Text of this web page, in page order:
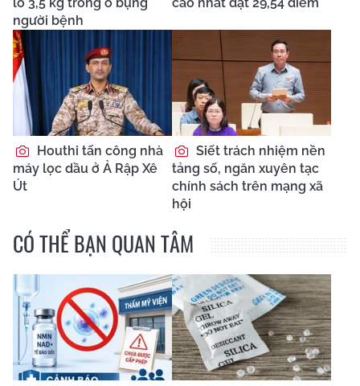
người bệnh
Houthi tấn công nhà
máy lọc dầu ở Ả Rập Xê
Út
Siết trách nhiệm nền
tảng số, ngăn xuyên tạc
chính sách trên mạng xã
hội
CÓ THỂ BẠN QUAN TÂM